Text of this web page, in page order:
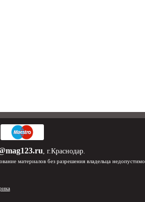
, г.Краснодар.
материалов без разрешения владельца недопустимо.